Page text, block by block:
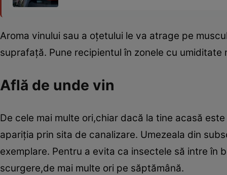
Aroma vinului sau a oţetului le va atrage pe
suprafaţă. Pune recipientul în zonele cu
Află de unde vin
De cele mai multe ori,chiar dacă la tine acasă
apariţia prin sita de canalizare. Umezeala din
exemplare. Pentru a evita ca insectele să intre în
scurgere,de mai multe ori pe săptămână.